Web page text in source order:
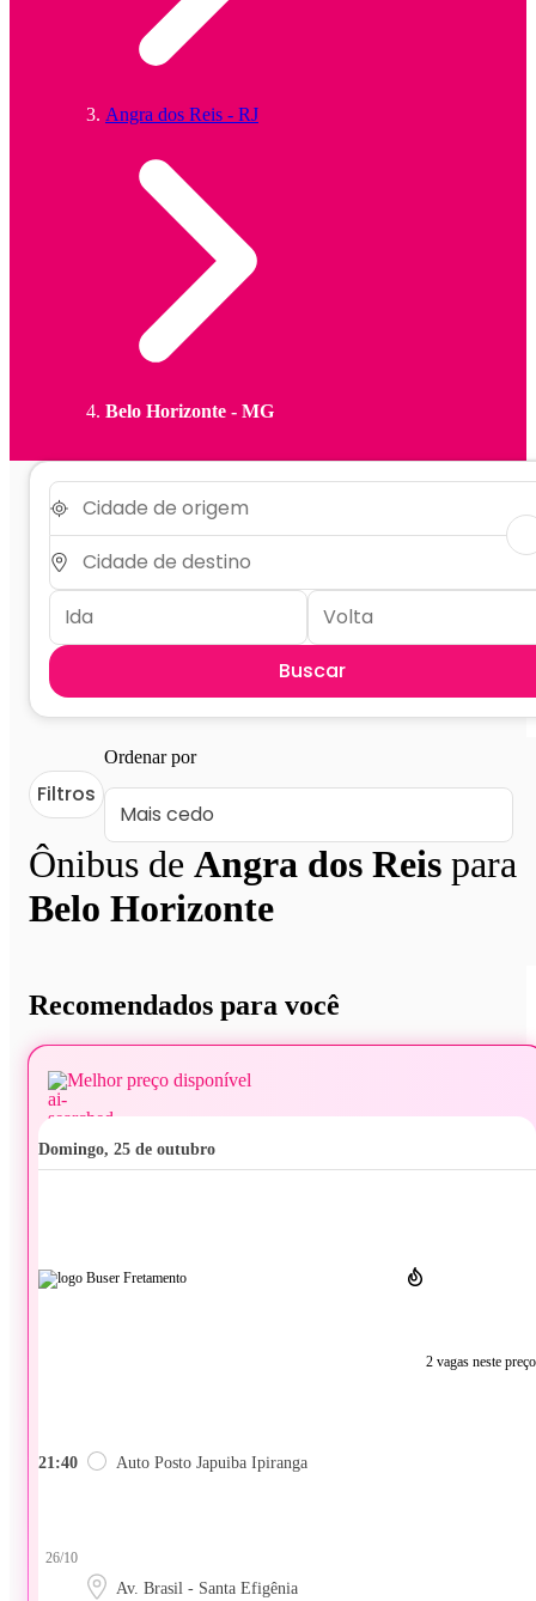
Angra dos Reis - RJ
Belo Horizonte - MG
Buscar
Ônibus de Angra dos Reis para
Belo Horizonte
Filtros
Ordenar por
Recomendados para você
Melhor preço disponível
domingo, 25 de outubro
2 vagas neste preço
21:40 Auto Posto Japuiba Ipiranga
26/10
Av. Brasil - Santa Efigênia